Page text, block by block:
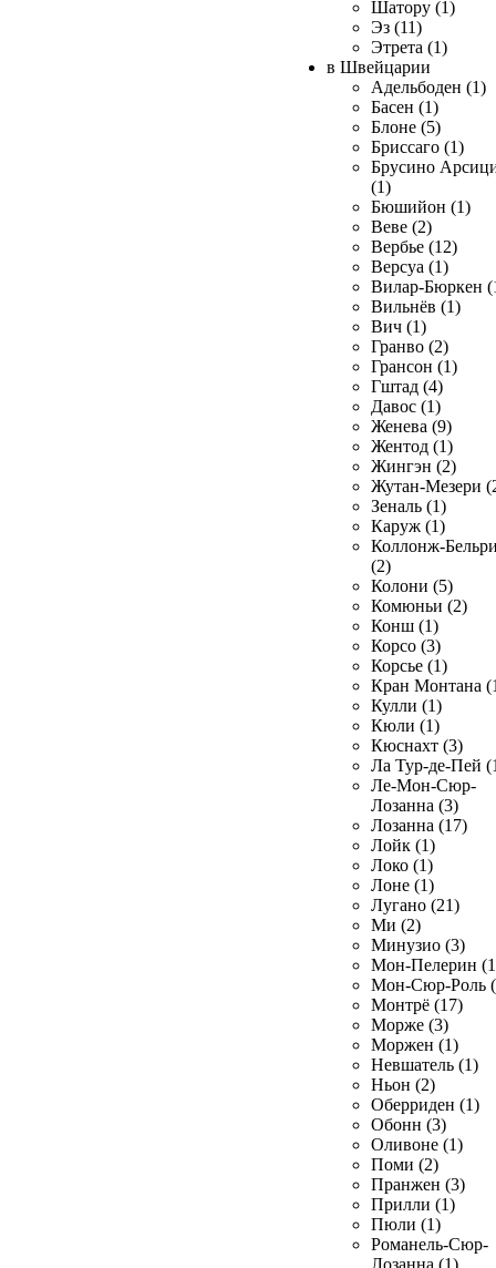
Шатору (1)
Эз (11)
Этрета (1)
в Швейцарии
Адельбоден (1)
Басен (1)
Блоне (5)
Бриссаго (1)
Брусино
(1)
Бюшийон (1)
Веве (2)
Вербье (12)
Версуа (1)
Вилар-Бюркен
Вильнёв (1)
Вич (1)
Гранво (2)
Грансон (1)
Гштад (4)
Давос (1)
Женева (9)
Жентод (1)
Жингэн (2)
Жутан-Мезери
Зеналь (1)
Каруж (1)
Коллонж-
(2)
Колони (5)
Комюньи (2)
Конш (1)
Корсо (3)
Корсье (1)
Кран Монтана
Кулли (1)
Кюли (1)
Кюснахт (3)
Ла Тур-де-Пей
Ле-Мон-Сюр-
Лозанна (3)
Лозанна (17)
Лойк (1)
Локо (1)
Лоне (1)
Лугано (21)
Ми (2)
Минузио (3)
Мон-Пелерин
Мон-Сюр-Роль
Монтрё (17)
Морже (3)
Моржен (1)
Невшатель (1)
Ньон (2)
Оберриден (1)
Обонн (3)
Оливоне (1)
Поми (2)
Пранжен (3)
Прилли (1)
Пюли (1)
Романель-Сюр-
Лозанна (1)